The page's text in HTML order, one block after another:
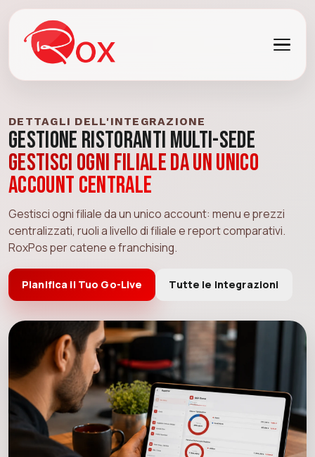
DETTAGLI DELL'INTEGRAZIONE
Gestione Ristoranti Multi-sede
Gestisci ogni filiale da un unico
account centrale
Gestisci ogni filiale da un unico account: menu e prezzi
centralizzati, ruoli a livello di filiale e report comparativi.
RoxPos per catene e franchising.
Pianifica il Tuo Go-Live Tutte le Integrazioni